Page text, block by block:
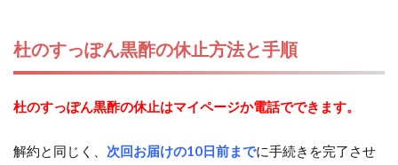
杜のすっぽん黒酢の休止方法と手順
杜のすっぽん黒酢の休止はマイページか電話でできます。
解約と同じく、 次回お届けの10日前までに手続きを完了させ